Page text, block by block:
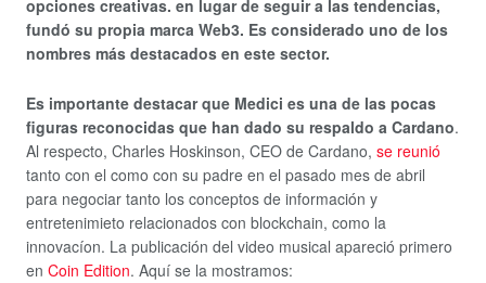
opciones creativas. en lugar de seguir a las tendencias,
fundó su propia marca Web3. Es considerado uno de los
nombres más destacados en este sector.
Es importante destacar que Medici es una de las pocas
figuras reconocidas que han dado su respaldo a Cardano.
Al respecto, Charles Hoskinson, CEO de Cardano, se reunió
tanto con el como con su padre en el pasado mes de abril
para negociar tanto los conceptos de información y
entretenimieto relacionados con blockchain, como la
innovacíon. La publicación del video musical apareció primero
en Coin Edition. Aquí se la mostramos: